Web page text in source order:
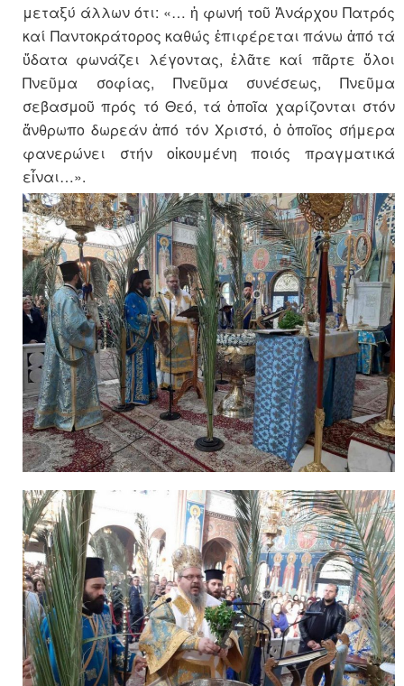
μεταξύ άλλων ότι: «… ἡ φωνή τοῦ Ἀνάρχου Πατρός
καί Παντοκράτορος καθώς ἐπι­φέρεται πάνω ἀπό τά
ὕδατα φωνάζει λέγοντας, ἐλᾶτε καί πᾶρτε ὅλοι
Πνεῦμα σοφίας, Πνεῦμα συνέσεως, Πνεῦμα
σεβασμοῦ πρός τό Θεό, τά ὁποῖα χαρίζονται στόν
ἄνθρωπο δωρεάν ἀπό τόν Χριστό, ὁ ὁποῖος σήμερα
φανερώνει στήν οἰκουμένη ποιός πραγ­ματικά
εἶναι…».